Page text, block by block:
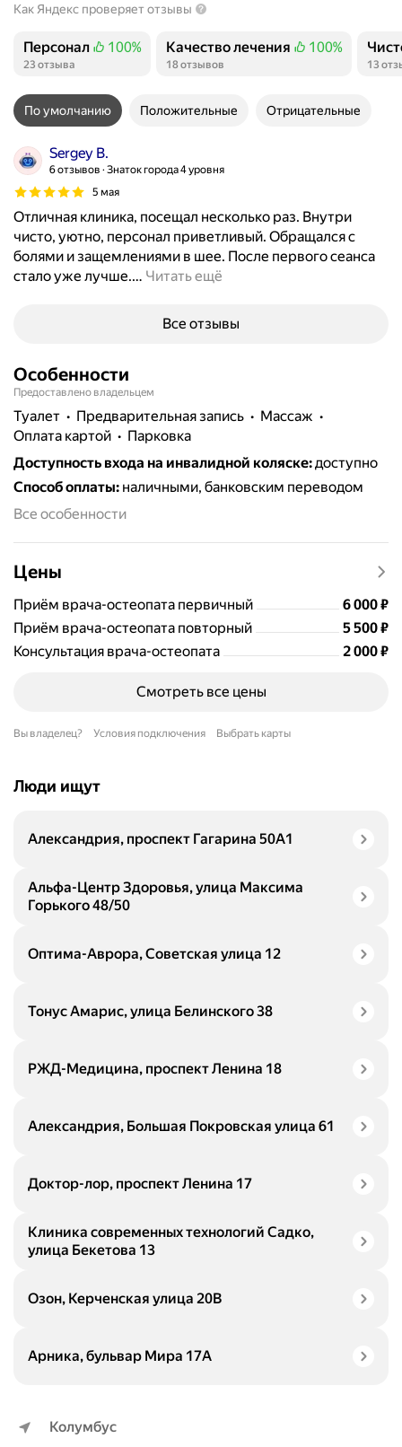
Как Яндекс проверяет отзывы
Персонал
Положительных отзывов
100%
23 отзыва
Качество лечения
Положительных отзывов
100%
18 отзывов 13
По умолчанию Положительные Отрицательные
Sergey B.
6 отзывов Знаток города 4 уровня
5 мая
Отличная клиника, посещал несколько раз. Внутри
чисто, уютно, персонал приветливый. Обращался с
болями и защемлениями в шее. После первого сеанса
стало уже лучше.… Читать ещё
Все отзывы
Особенности
Предоставлено владельцем
туалет предварительная запись
массаж
Оплата картой
парковка
Доступность входа на инвалидной коляске:доступно
Способ оплаты: наличными, банковским переводом
Все особенности
Цены
Приём врача-остеопата первичный Цена
6000
6 000₽
Приём врача-остеопата повторный
Цена
5500
5 500₽
Консультация врача-остеопата
Цена
2000
2 000₽
Смотреть все цены
Вы владелец? Условия подключения Выбрать карты
Люди ищут
Александрия, проспект Гагарина 50А1
Альфа-Центр Здоровья, улица Максима
Горького 48/50
Оптима-Аврора, Советская улица 12
Тонус Амарис, улица Белинского 38
РЖД-Медицина, проспект Ленина 18
Александрия, Большая Покровская улица 61
Доктор-лор, проспект Ленина 17
Клиника современных технологий Садко,
улица Бекетова 13
Озон, Керченская улица 20В
Арника, бульвар Мира 17А
Колумбус